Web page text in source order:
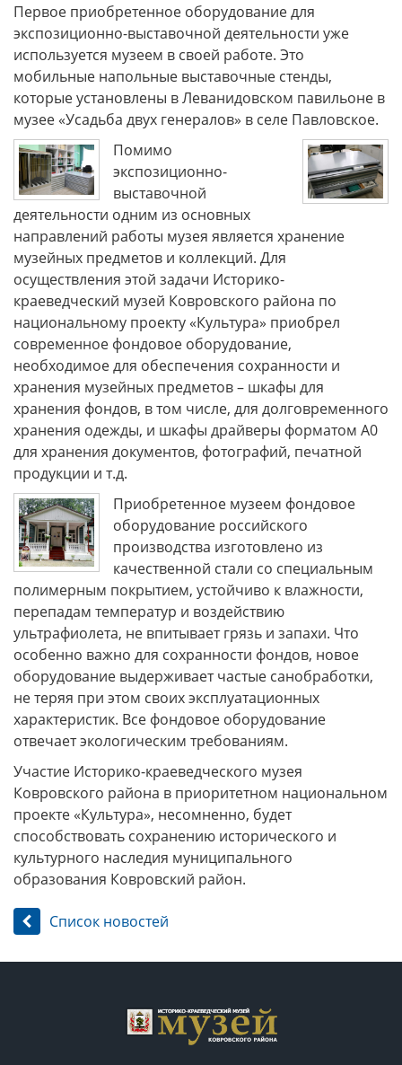
Первое приобретенное оборудование для
экспозиционно-выставочной деятельности уже
используется музеем в своей работе. Это
мобильные напольные выставочные стенды,
которые установлены в Леванидовском павильоне в
музее «Усадьба двух генералов» в селе Павловское.
Помимо
экспозиционно-
выставочной
деятельности одним из основных
направлений работы музея является хранение
музейных предметов и коллекций. Для
осуществления этой задачи Историко-
краеведческий музей Ковровского района по
национальному проекту «Культура» приобрел
современное фондовое оборудование,
необходимое для обеспечения сохранности и
хранения музейных предметов – шкафы для
хранения фондов, в том числе, для долговременного
хранения одежды, и шкафы драйверы форматом А0
для хранения документов, фотографий, печатной
продукции и т.д.
Приобретенное музеем фондовое
оборудование российского
производства изготовлено из
качественной стали со специальным
полимерным покрытием, устойчиво к влажности,
перепадам температур и воздействию
ультрафиолета, не впитывает грязь и запахи. Что
особенно важно для сохранности фондов, новое
оборудование выдерживает частые санобработки,
не теряя при этом своих эксплуатационных
характеристик. Все фондовое оборудование
отвечает экологическим требованиям.
Участие Историко-краеведческого музея
Ковровского района в приоритетном национальном
проекте «Культура», несомненно, будет
способствовать сохранению исторического и
культурного наследия муниципального
образования Ковровский район.
Список новостей